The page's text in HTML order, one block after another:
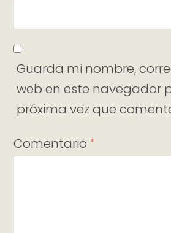
Guarda mi nombre,
web en este navegador
próxima vez que
Comentario *